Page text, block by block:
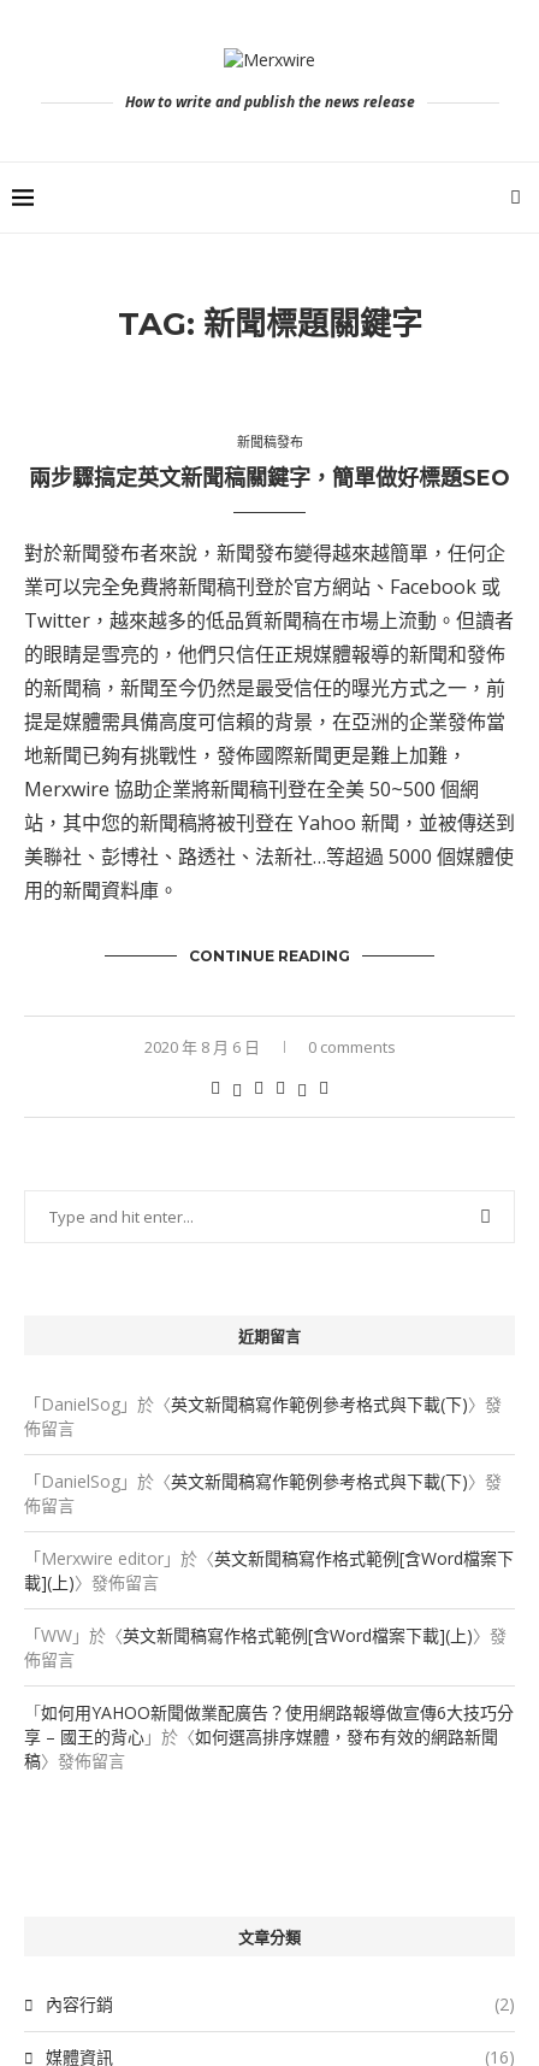
How to write and publish the news release
TAG: 新聞標題關鍵字
新聞稿發布
兩步驟搞定英文新聞稿關鍵字，簡單做好標題SEO
對於新聞發布者來說，新聞發布變得越來越簡單，任何企
業可以完全免費將新聞稿刊登於官方網站、Facebook 或
Twitter，越來越多的低品質新聞稿在市場上流動。但讀者
的眼睛是雪亮的，他們只信任正規媒體報導的新聞和發佈
的新聞稿，新聞至今仍然是最受信任的曝光方式之一，前
提是媒體需具備高度可信賴的背景，在亞洲的企業發佈當
地新聞已夠有挑戰性，發佈國際新聞更是難上加難，
Merxwire 協助企業將新聞稿刊登在全美 50~500 個網
站，其中您的新聞稿將被刊登在 Yahoo 新聞，並被傳送到
美聯社、彭博社、路透社、法新社…等超過 5000 個媒體使
用的新聞資料庫。
CONTINUE READING
2020 年 8 月 6 日 0 comments
近期留言
「DanielSog 」於〈英文新聞稿寫作範例參考格式與下載(下)〉發
佈留言
「DanielSog 」於〈英文新聞稿寫作範例參考格式與下載(下)〉發
佈留言
「Merxwire editor 」於〈英文新聞稿寫作格式範例[含Word檔案下
載](上)〉發佈留言
「WW 」於〈英文新聞稿寫作格式範例[含Word檔案下載](上)〉發
佈留言
「如何用YAHOO新聞做業配廣告？使用網路報導做宣傳6大技巧分
享 – 國王的背心 」於〈如何選高排序媒體，發布有效的網路新聞
稿〉發佈留言
文章分類
內容行銷 (2)
媒體資訊 (16)